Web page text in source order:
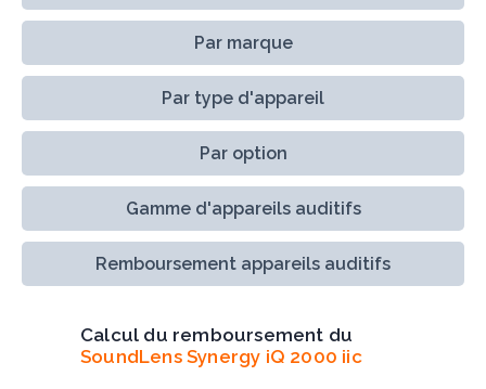
Par marque
Par type d'appareil
Par option
Gamme d'appareils auditifs
Remboursement appareils auditifs
Calcul du remboursement du
SoundLens Synergy iQ 2000 iic